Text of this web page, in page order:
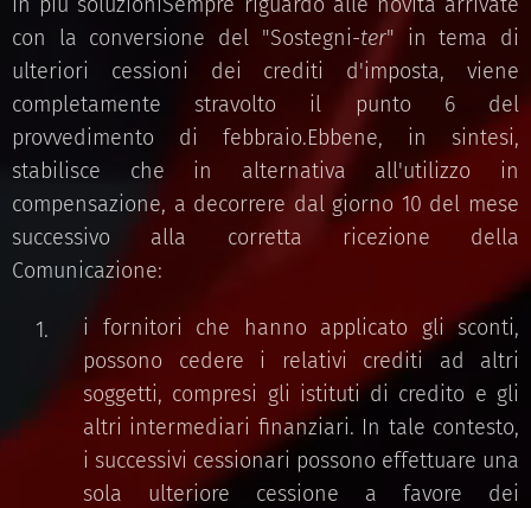
con la conversione del "Sostegni-ter" in tema di
ulteriori cessioni dei crediti d'imposta, viene
completamente stravolto il punto 6 del
provvedimento di febbraio.Ebbene, in sintesi,
stabilisce che in alternativa all'utilizzo in
compensazione, a decorrere dal giorno 10 del mese
successivo alla corretta ricezione della
Comunicazione:
i fornitori che hanno applicato gli sconti,
possono cedere i relativi crediti ad altri
soggetti, compresi gli istituti di credito e gli
altri intermediari finanziari. In tale contesto,
i successivi cessionari possono effettuare una
sola ulteriore cessione a favore dei